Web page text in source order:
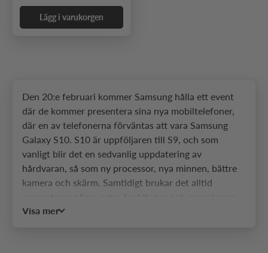
Lägg i varukorgen
Den 20:e februari kommer Samsung hålla ett event
där de kommer presentera sina nya mobiltelefoner,
där en av telefonerna förväntas att vara Samsung
Galaxy S10. S10 är uppföljaren till S9, och som
vanligt blir det en sedvanlig uppdatering av
hårdvaran, så som ny processor, nya minnen, bättre
kamera och skärm. Samtidigt brukar det alltid
Dessa funktioner och egenskaper burkar oftast inte
Visa mer